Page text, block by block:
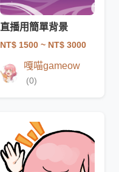
直播用簡單背景
NT$ 1500 ~ NT$ 3000
嘎喵gameow
(0)